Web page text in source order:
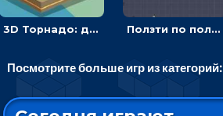
3D Торнадо: двигаться и поглощать все вокруг - ИО Ползти по полю, чтобы протыкать соперника - ИО
Посмотрите больше игр из категорий: